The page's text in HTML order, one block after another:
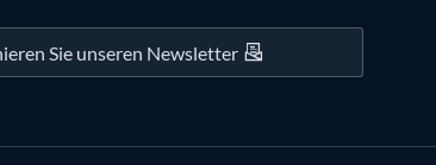
Sie unseren Newsletter